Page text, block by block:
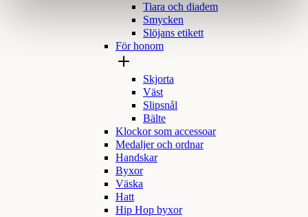
Tiara och diadem
Smycken
Slöjans etikett
För honom
Skjorta
Väst
Slipsnål
Bälte
Klockor som accessoar
Medaljer och ordnar
Handskar
Byxor
Väska
Hatt
Hip Hop byxor